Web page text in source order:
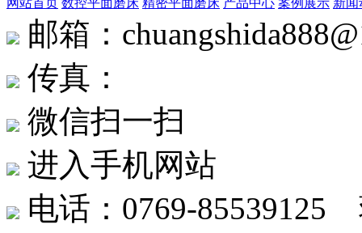
邮箱：
传真：
微信扫一扫
进入手机网站
电话：0769-85539125